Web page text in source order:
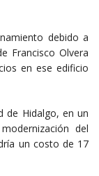
debido a
Francisco Olvera
en ese edificio
de Hidalgo, en un
del
un costo de 17